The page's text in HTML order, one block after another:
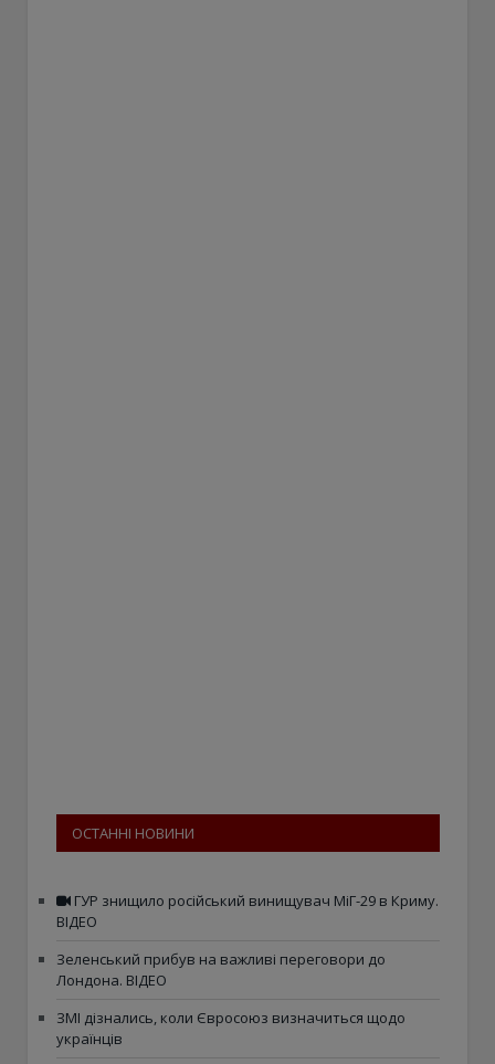
ОСТАННІ НОВИНИ
ГУР знищило російський винищувач МіГ-29 в Криму.
ВІДЕО
Зеленський прибув на важливі переговори до
Лондона. ВІДЕО
ЗМІ дізнались, коли Євросоюз визначиться щодо
українців